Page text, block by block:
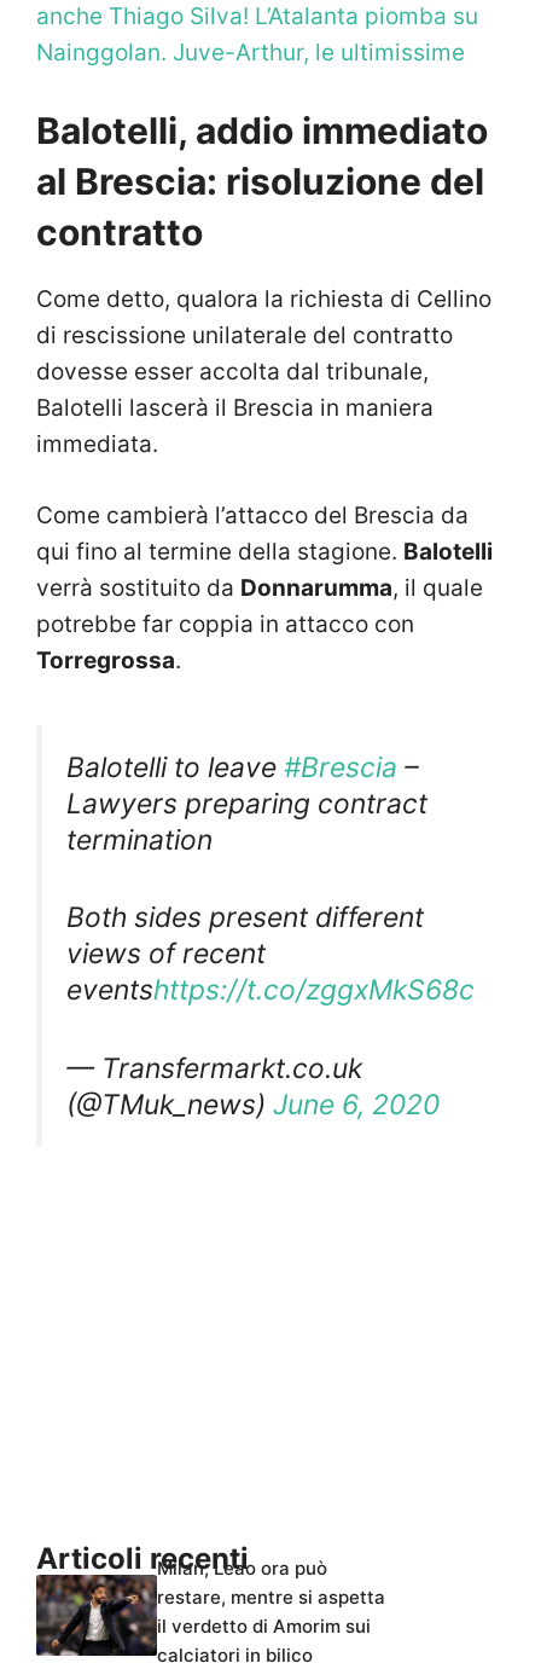
anche Thiago Silva! L’Atalanta piomba su
Nainggolan. Juve-Arthur, le ultimissime
Balotelli, addio immediato
al Brescia: risoluzione del
contratto
Come detto, qualora la richiesta di Cellino
di rescissione unilaterale del contratto
dovesse esser accolta dal tribunale,
Balotelli lascerà il Brescia in maniera
immediata.
Come cambierà l’attacco del Brescia da
qui fino al termine della stagione. Balotelli
verrà sostituito da Donnarumma, il quale
potrebbe far coppia in attacco con
Torregrossa.
Balotelli to leave #Brescia
Lawyers preparing contract
termination
Both sides present different
views of recent
eventshttps://t.co/zggxMkS68c
— Transfermarkt.co.uk
(@TMuk_news) June 6, 2020
Articoli recenti
Milan, Leao ora può
restare, mentre si aspetta
il verdetto di Amorim sui
calciatori in bilico